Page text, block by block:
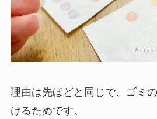
理由は先ほどと同じで、ゴミ
けるためです。